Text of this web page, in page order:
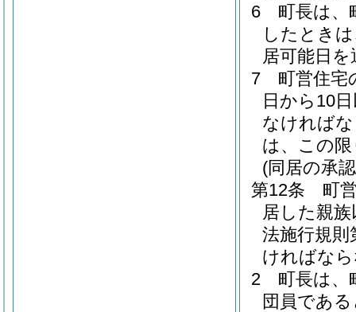
6
町長は、
したとき
居可能日
7
町営住宅
日から10
なければ
は、この
(同居の承
第12条
町
居した親
法施行規
ければな
2
町長は、
団員であ